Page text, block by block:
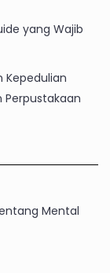
yang Wajib
Kepedulian
Perpustakaan
Mental